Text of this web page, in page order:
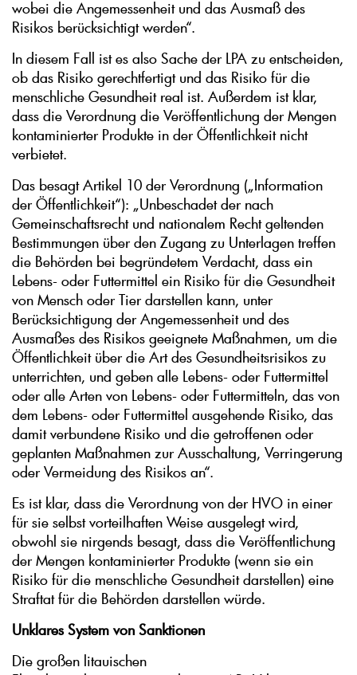
wobei die Angemessenheit und das Ausmaß des
Risikos berücksichtigt werden“.
In diesem Fall ist es also Sache der LPA zu entscheiden,
ob das Risiko gerechtfertigt und das Risiko für die
menschliche Gesundheit real ist. Außerdem ist klar,
dass die Verordnung die Veröffentlichung der Mengen
kontaminierter Produkte in der Öffentlichkeit nicht
verbietet.
Das besagt Artikel 10 der Verordnung („Information
der Öffentlichkeit“): „Unbeschadet der nach
Gemeinschaftsrecht und nationalem Recht geltenden
Bestimmungen über den Zugang zu Unterlagen treffen
die Behörden bei begründetem Verdacht, dass ein
Lebens- oder Futtermittel ein Risiko für die Gesundheit
von Mensch oder Tier darstellen kann, unter
Berücksichtigung der Angemessenheit und des
Ausmaßes des Risikos geeignete Maßnahmen, um die
Öffentlichkeit über die Art des Gesundheitsrisikos zu
unterrichten, und geben alle Lebens- oder Futtermittel
oder alle Arten von Lebens- oder Futtermitteln, das von
dem Lebens- oder Futtermittel ausgehende Risiko, das
damit verbundene Risiko und die getroffenen oder
geplanten Maßnahmen zur Ausschaltung, Verringerung
oder Vermeidung des Risikos an“.
Es ist klar, dass die Verordnung von der HVO in einer
für sie selbst vorteilhaften Weise ausgelegt wird,
obwohl sie nirgends besagt, dass die Veröffentlichung
der Mengen kontaminierter Produkte (wenn sie ein
Risiko für die menschliche Gesundheit darstellen) eine
Straftat für die Behörden darstellen würde.
Unklares System von Sanktionen
Die großen litauischen